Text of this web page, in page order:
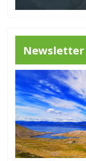
Newsletter